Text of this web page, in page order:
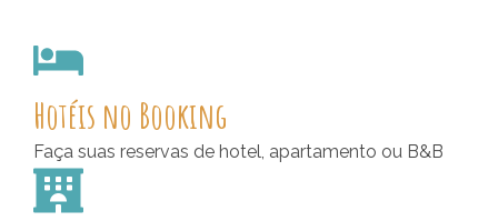
Hotéis no Booking
Faça suas reservas de hotel, apartamento ou B&B